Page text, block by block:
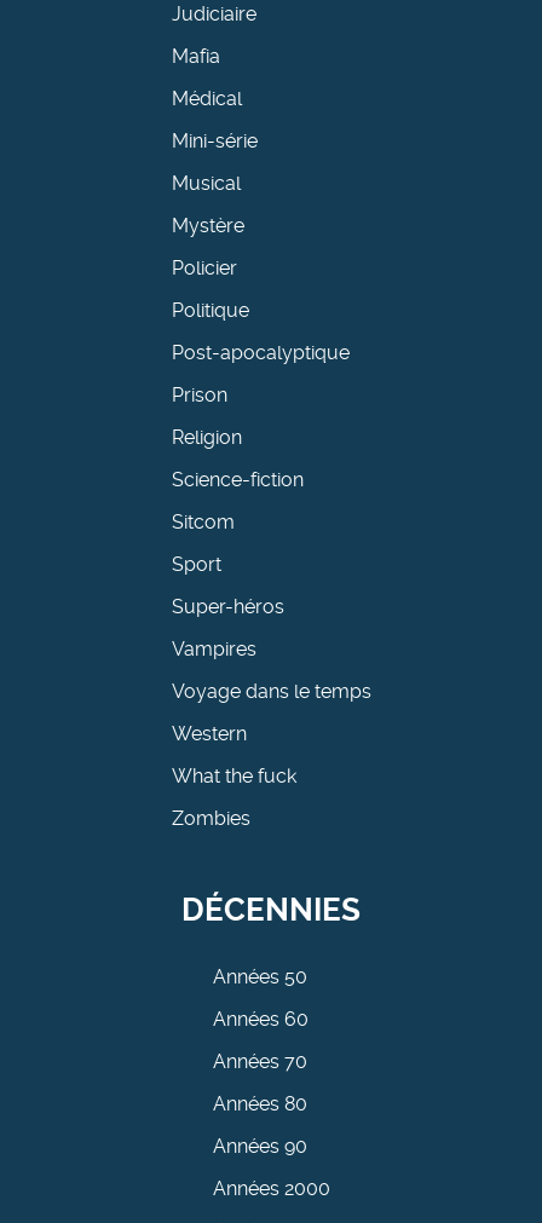
Judiciaire
Mafia
Médical
Mini-série
Musical
Mystère
Policier
Politique
Post-apocalyptique
Prison
Religion
Science-fiction
Sitcom
Sport
Super-héros
Vampires
Voyage dans le temps
Western
What the fuck
Zombies
DÉCENNIES
Années 50
Années 60
Années 70
Années 80
Années 90
Années 2000